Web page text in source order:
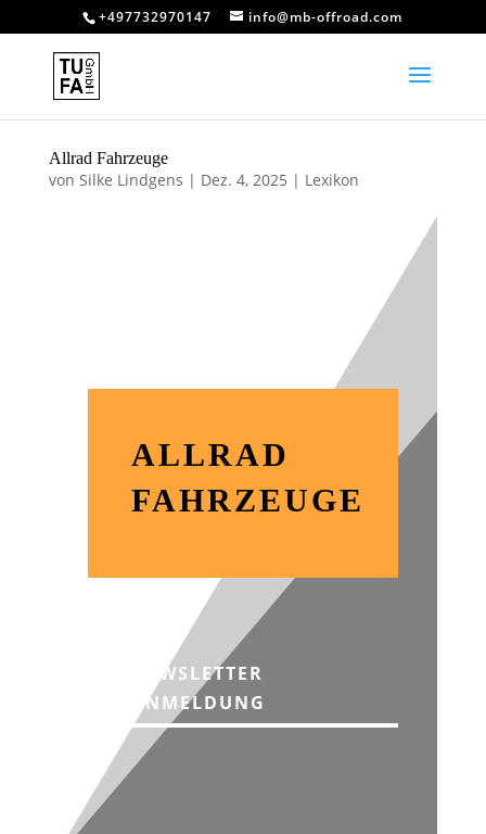
+497732970147 info@mb-offroad.com
Allrad Fahrzeuge
von Silke Lindgens | Dez. 4, 2025 | Lexikon
ALLRAD
FAHRZEUGE
NEWSLETTER
ANMELDUNG